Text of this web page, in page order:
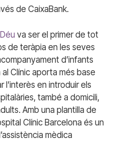
de CaixaBank.
va ser el primer de tot
de teràpia en les seves
d’infants
al Clínic aporta més base
l’interès en introduir els
també a domicili,
Amb una plantilla de
Clínic Barcelona és un
mèdica